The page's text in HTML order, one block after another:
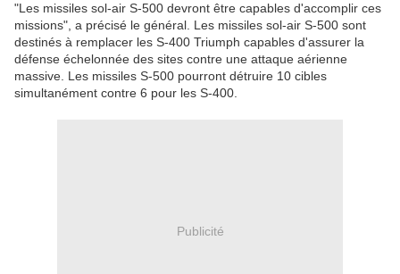
"Les missiles sol-air S-500 devront être capables d'accomplir ces
missions", a précisé le général. Les missiles sol-air S-500 sont
destinés à remplacer les S-400 Triumph capables d'assurer la
défense échelonnée des sites contre une attaque aérienne
massive. Les missiles S-500 pourront détruire 10 cibles
simultanément contre 6 pour les S-400.
Publicité